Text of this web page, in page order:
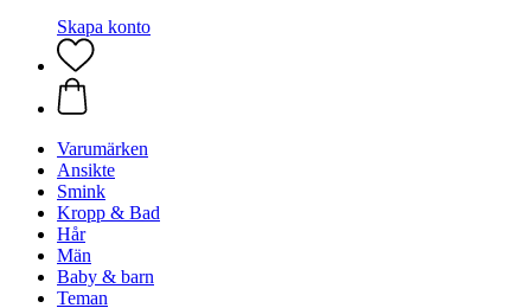
Skapa konto
Varumärken
Ansikte
Smink
Kropp & Bad
Hår
Män
Baby & barn
Teman